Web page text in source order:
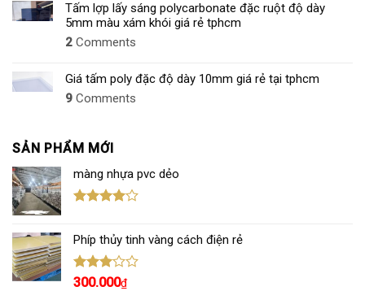
NHẤT
2026
Tấm lợp lấy sáng polycarbonate đặc ruột độ dày
5mm màu xám khói giá rẻ tphcm
2 Comments
Giá tấm poly đặc độ dày 10mm giá rẻ tại tphcm
9 Comments
SẢN PHẨM MỚI
màng nhựa pvc dẻo
4.00 5
sao
Phíp thủy tinh vàng cách điện rẻ
Được
300.000₫